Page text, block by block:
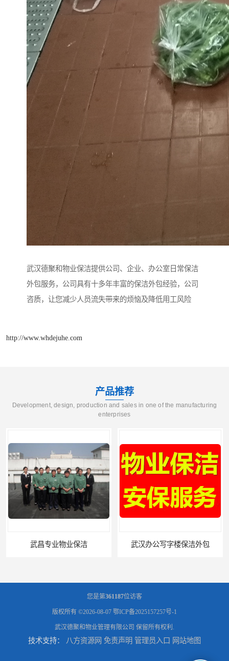
武汉德聚和物业保洁提供公司、企业、办公室日常保洁
外包服务，公司具有十多年丰富的保洁外包经验，公司
咨质，让您减少人员流失带来的烦恼及降低用工风险
http://www.whdejuhe.com
产品推荐
Development, design, production and sales in one of the manufacturing
enterprises
武汉办公写字楼保洁外包
您是第361187位访客
版权所有 ©2026-08-07 鄂ICP备2025157257号-1
武汉德聚和物业管理有限公司 保留所有权利.
技术支持： 八方资源网 免责声明 管理员入口 网站地图